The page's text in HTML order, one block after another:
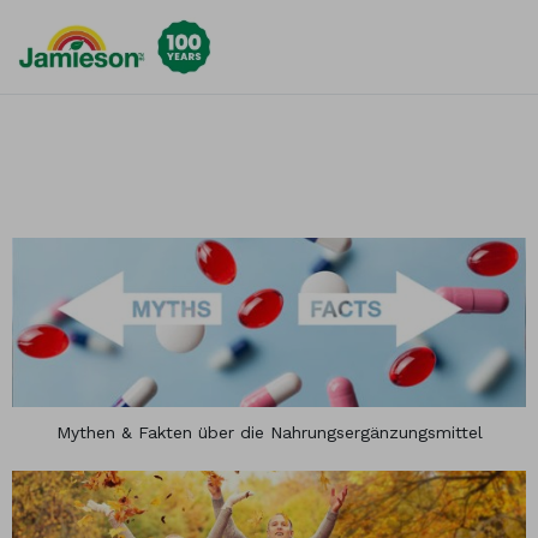
Herz und
Kreislaufsystem
Gesundes Gehirn
Augenpflege
Haut, Haare und
Gesunde Knochen
Gewichtskontrolle
Für
Schlaf
Für
Frauen
Mythen & Fakten über die Nahrungsergänzungsmittel